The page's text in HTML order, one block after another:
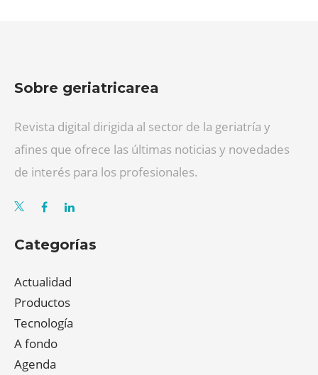
Sobre geriatricarea
Revista digital dirigida al sector de la geriatría y
afines que ofrece las últimas noticias y novedades
de interés para los profesionales.
Categorías
Actualidad
Productos
Tecnología
A fondo
Agenda